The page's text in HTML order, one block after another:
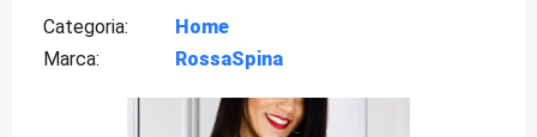
Categoria
Home
Marca
RossaSpina